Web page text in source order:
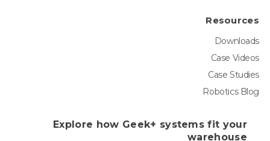
Resources
Downloads
Case Videos
Case Studies
Robotics Blog
Explore how Geek+ systems fit your
warehouse